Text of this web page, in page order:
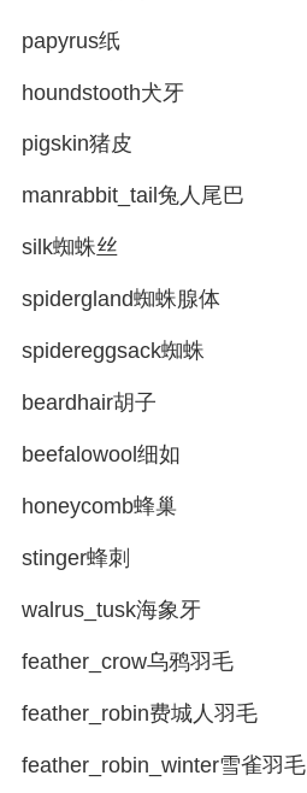
papyrus纸
houndstooth犬牙
pigskin猪皮
manrabbit_tail兔人尾巴
silk蜘蛛丝
spidergland蜘蛛腺体
spidereggsack蜘蛛
beardhair胡子
beefalowool细如
honeycomb蜂巢
stinger蜂刺
walrus_tusk海象牙
feather_crow乌鸦羽毛
feather_robin费城人羽毛
feather_robin_winter雪雀羽毛